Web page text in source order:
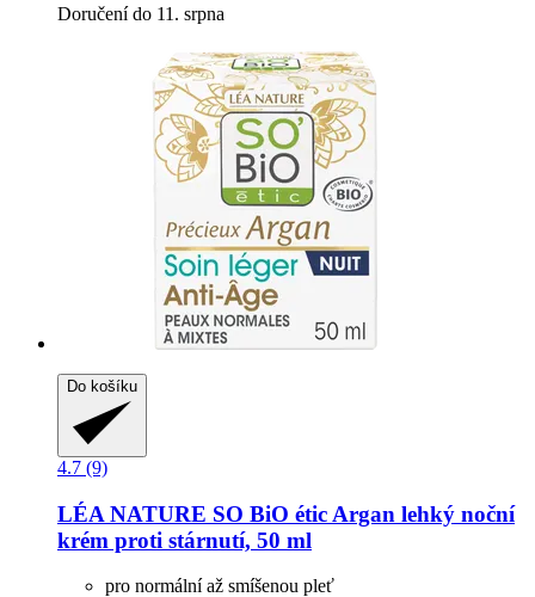
Doručení do 11. srpna
Do košíku
4.7 (9)
LÉA NATURE SO BiO étic Argan lehký noční
krém proti stárnutí, 50 ml
pro normální až smíšenou pleť